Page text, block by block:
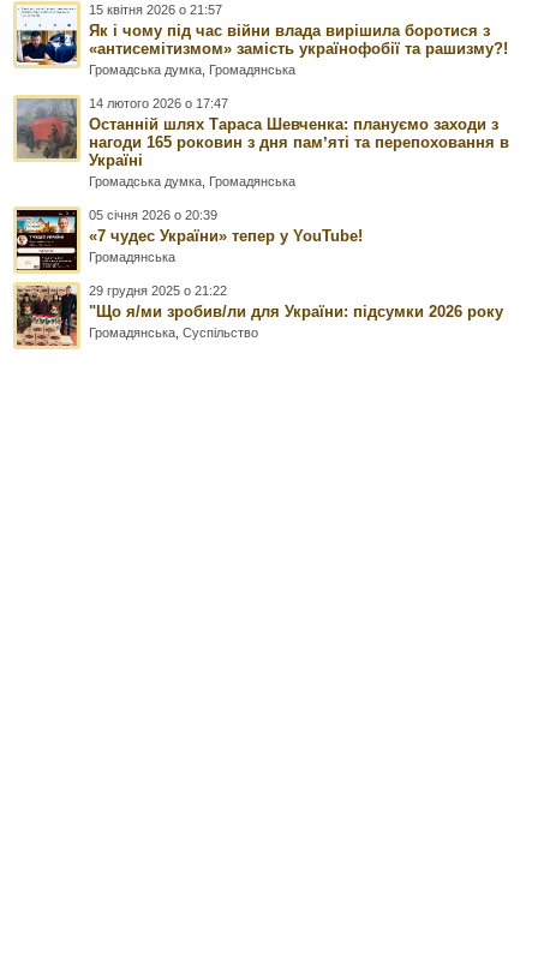
15 квітня 2026 о 21:57
Як і чому під час війни влада вирішила боротися з
«антисемітизмом» замість українофобії та рашизму?!
Громадська думка, Громадянська
14 лютого 2026 о 17:47
Останній шлях Тараса Шевченка: плануємо заходи з
нагоди 165 роковин з дня памʼяті та перепоховання в
Україні
Громадська думка, Громадянська
05 січня 2026 о 20:39
«7 чудес України» тепер у YouTube!
Громадянська
29 грудня 2025 о 21:22
"Що я/ми зробив/ли для України: підсумки 2026 року
Громадянська,Суспільство